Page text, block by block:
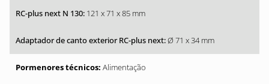
121 x 71 x 85 mm
Ø 71 x 34 mm
Alimentação